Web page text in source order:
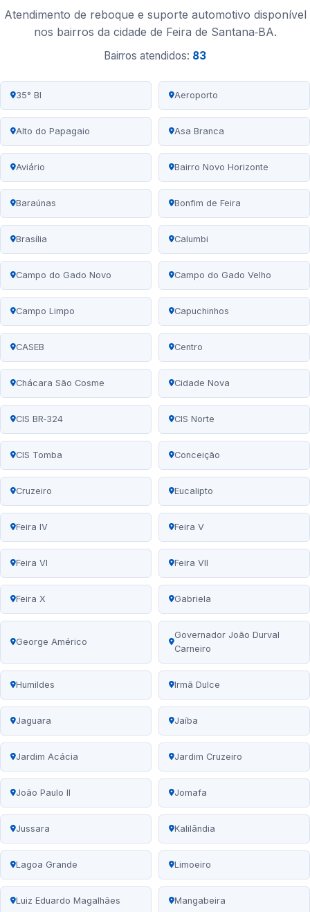
Atendimento de reboque e suporte automotivo disponível
nos bairros da cidade de Feira de Santana‑BA.
Bairros atendidos: 83
35° BI Aeroporto
Alto do Papagaio Asa Branca
Aviário Bairro Novo Horizonte
Baraúnas Bonfim de Feira
Brasília Calumbi
Campo do Gado Novo Campo do Gado Velho
Campo Limpo Capuchinhos
CASEB Centro
Chácara São Cosme Cidade Nova
CIS BR‑324 CIS Norte
CIS Tomba Conceição
Cruzeiro Eucalipto
Feira IV Feira V
Feira VI Feira VII
Feira X Gabriela
George Américo
Governador João Durval
Carneiro
Humildes Irmã Dulce
Jaguara Jaíba
Jardim Acácia Jardim Cruzeiro
João Paulo II Jomafa
Jussara Kalilândia
Lagoa Grande Limoeiro
Luiz Eduardo Magalhães Mangabeira